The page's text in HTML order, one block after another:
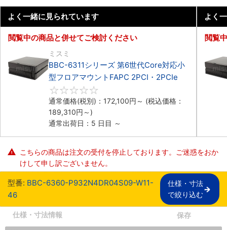
よく一緒に見られています
閲覧中の商品と併せてご検討ください
ミスミ
BBC-6311シリーズ 第6世代Core対応小
型フロアマウントFAPC 2PCI・2PCIe
通常価格(税別)： 172,100円 ～ (税込価格：
189,310円 ～)
通常出荷日：5 日目 ～
よく
閲覧
こちらの商品は注文の受付を停止しております。ご迷惑をおか
けして申し訳ございません。
型番: BBC-6360-P932N4DR04S09-W11-
46
仕様・寸法
で絞り込む
仕様・寸法情報 保存